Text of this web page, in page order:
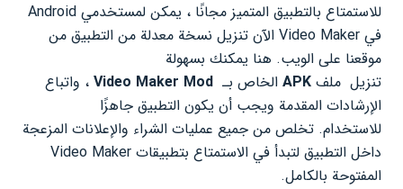
للاستمتاع بالتطبيق المتميز مجانًا ، يمكن لمستخدمي Android
في Video Maker الآن تنزيل نسخة معدلة من التطبيق من
موقعنا على الويب. هنا يمكنك بسهولة
تنزيل ملف APK الخاص بـ Video Maker Mod ، واتباع
الإرشادات المقدمة ويجب أن يكون التطبيق جاهزًا
للاستخدام. تخلص من جميع عمليات الشراء والإعلانات المزعجة
داخل التطبيق لتبدأ في الاستمتاع بتطبيقات Video Maker
المفتوحة بالكامل.